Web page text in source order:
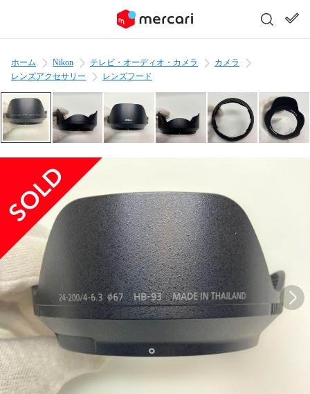
ホーム Nikon テレビ・オーディオ・カメラ
カメラ
レンズアクセサリー
レンズフード